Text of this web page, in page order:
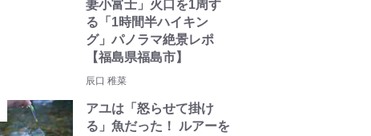
妻小富士」火口を1周す
る「1時間半ハイキン
グ」パノラマ絶景レポ
【福島県福島市】
辰口 稚菜
アユは「怒らせて掛け
る」魚だった！ ルアーを